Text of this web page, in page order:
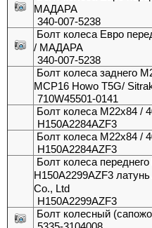
МАДАРА
340-007-5238
Болт колеса Евро
/ МАДАРА
340-007-5238
Болт колеса заднего
MCP16 Howo T5G/
710W45501-0141
Болт колеса М22х84 /
H150A2284AZF3
Болт колеса М22х84 /
H150A2284AZF3
Болт колеса
H150A2299AZF3
Co., Ltd
H150A2299AZF3
Болт колесный